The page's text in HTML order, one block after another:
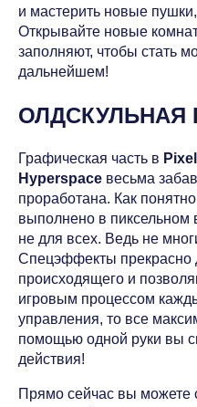
и мастерить новые
Открывайте новые
заполняют, чтобы стать
дальнейшем!
ОЛДСКУЛЬНАЯ
Графическая часть в
Hyperspace весьма
проработана. Как
выполнено в пиксельном
не для всех. Ведь не
Спецэффекты прекрасно
происходящего и
игровым процессом
управления, то все
помощью одной руки вы
действия!
Прямо сейчас вы можете